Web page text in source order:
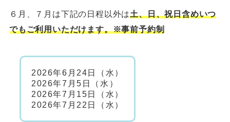
６月、７月は下記の日程以外は土、日、祝日含めいつ
でもご利用いただけます。※事前予約制
2026年6月24日（水）
2026年7月5日（水）
2026年7月15日（水）
2026年7月22日（水）